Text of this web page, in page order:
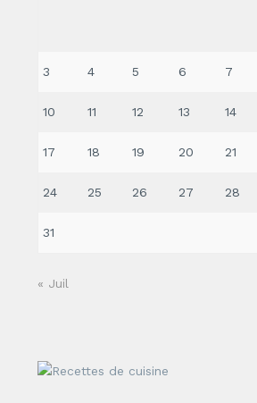
3 4 5 6 7
10 11 12 13 14
17 18 19 20 21
24 25 26 27 28
31
« Juil